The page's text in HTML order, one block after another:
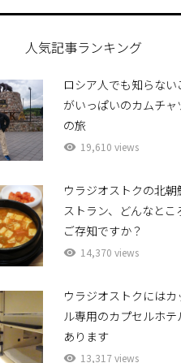
人気記事ランキング
ロシア人でも知らない
がいっぱいのカムチャ
の旅
19,610 views
ウラジオストクの北朝
ストラン、どんなとこ
ご存知ですか？
14,370 views
ウラジオストクにはカ
ル専用のカプセルホテ
あります
13,317 views